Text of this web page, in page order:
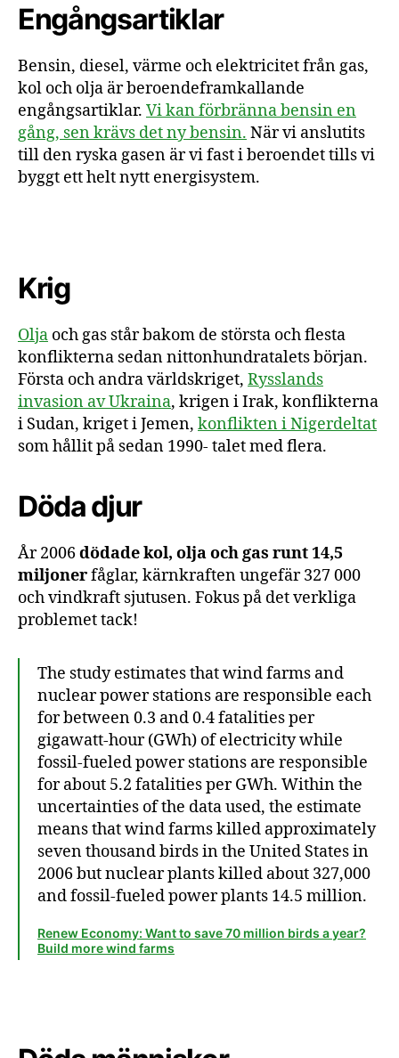
Engångsartiklar
Bensin, diesel, värme och elektricitet från gas,
kol och olja är beroendeframkallande
engångsartiklar. Vi kan förbränna bensin en
gång, sen krävs det ny bensin. När vi anslutits
till den ryska gasen är vi fast i beroendet tills vi
byggt ett helt nytt energisystem.
Krig
Olja och gas står bakom de största och flesta
konflikterna sedan nittonhundratalets början.
Första och andra världskriget, Rysslands
invasion av Ukraina, krigen i Irak, konflikterna
i Sudan, kriget i Jemen, konflikten i Nigerdeltat
som hållit på sedan 1990- talet med flera.
Döda djur
År 2006dödade kol, olja och gas runt 14,5
miljonerfåglar, kärnkraften ungefär 327 000
och vindkraft sjutusen. Fokus på det verkliga
problemet tack!
The study estimates that wind farms and
nuclear power stations are responsible each
for between 0.3 and 0.4 fatalities per
gigawatt-hour (GWh) of electricity while
fossil-fueled power stations are responsible
for about 5.2 fatalities per GWh. Within the
uncertainties of the data used, the estimate
means that wind farms killed approximately
seven thousand birds in the United States in
2006 but nuclear plants killed about 327,000
and fossil-fueled power plants 14.5 million.
Renew Economy: Want to save 70 million birds a year?
Build more wind farms